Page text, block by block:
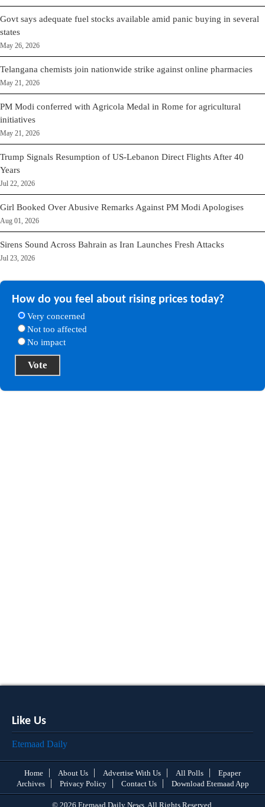
Govt says adequate fuel stocks available amid panic buying in several
states
May 26, 2026
Telangana chemists join nationwide strike against online pharmacies
May 21, 2026
PM Modi conferred with Agricola Medal in Rome for agricultural
initiatives
May 21, 2026
Trump Signals Resumption of US-Lebanon Direct Flights After 40
Years
Jul 22, 2026
Girl Booked Over Abusive Remarks Against PM Modi Apologises
Aug 01, 2026
Sirens Sound Across Bahrain as Iran Launches Fresh Attacks
Jul 23, 2026
How do you feel about rising prices today?
Very concerned
Not too affected
No impact
Like Us
Etemaad Daily
Home About Us Advertise With Us All Polls
Epaper
Archives
Privacy Policy Contact Us Download Etemaad App
© 2026 Etemaad Daily News, All Rights Reserved.